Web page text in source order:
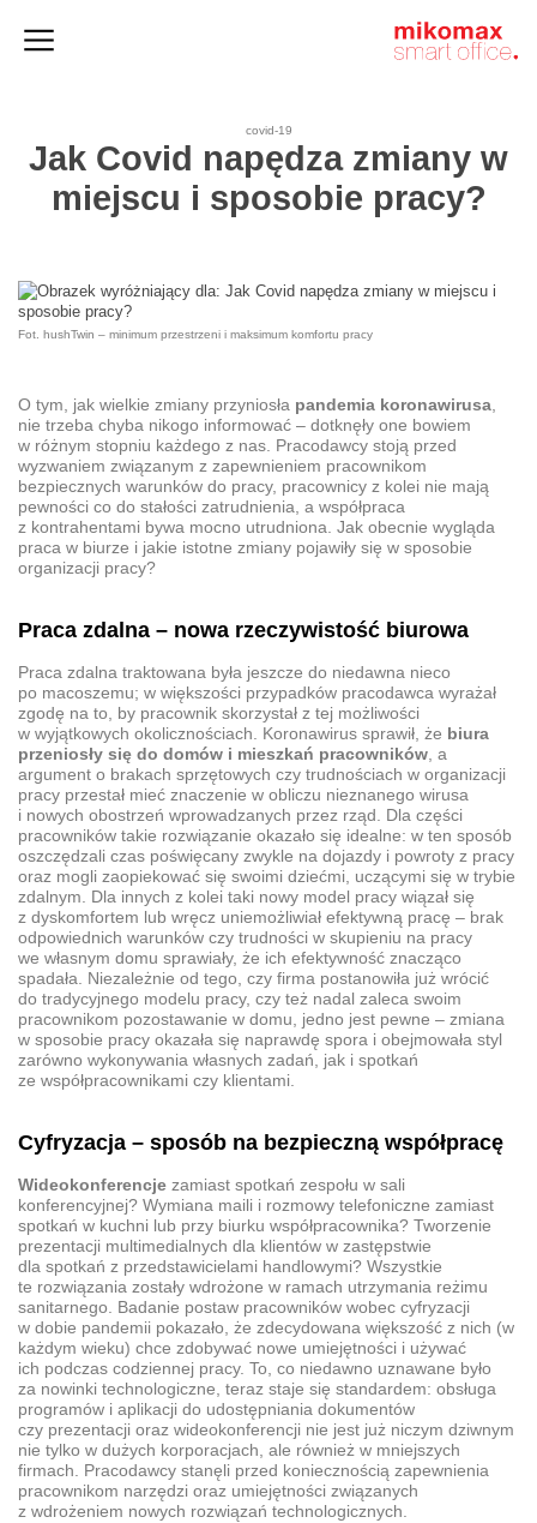
covid-19
Jak Covid napędza zmiany w
miejscu i sposobie pracy?
Fot. hushTwin – minimum przestrzeni i maksimum komfortu pracy
O tym, jak wielkie zmiany przyniosła pandemia koronawirusa
nie trzeba chyba nikogo informować – dotknęły one bowiem
w różnym stopniu każdego z nas. Pracodawcy stoją przed
wyzwaniem związanym z zapewnieniem pracownikom
bezpiecznych warunków do pracy, pracownicy z kolei nie mają
pewności co do stałości zatrudnienia, a współpraca
z kontrahentami bywa mocno utrudniona. Jak obecnie wygląda
praca w biurze i jakie istotne zmiany pojawiły się w sposobie
organizacji pracy?
Praca zdalna – nowa rzeczywistość biurowa
Praca zdalna traktowana była jeszcze do niedawna nieco
po macoszemu; w większości przypadków pracodawca wyrażał
zgodę na to, by pracownik skorzystał z tej możliwości
w wyjątkowych okolicznościach. Koronawirus sprawił, że biura
przeniosły się do domów i mieszkań pracowników , a
argument o brakach sprzętowych czy trudnościach w organizacji
pracy przestał mieć znaczenie w obliczu nieznanego wirusa
i nowych obostrzeń wprowadzanych przez rząd. Dla części
pracowników takie rozwiązanie okazało się idealne: w ten sposób
oszczędzali czas poświęcany zwykle na dojazdy i powroty z pracy
oraz mogli zaopiekować się swoimi dziećmi, uczącymi się w trybie
zdalnym. Dla innych z kolei taki nowy model pracy wiązał się
z dyskomfortem lub wręcz uniemożliwiał efektywną pracę – brak
odpowiednich warunków czy trudności w skupieniu na pracy
we własnym domu sprawiały, że ich efektywność znacząco
spadała. Niezależnie od tego, czy firma postanowiła już wrócić
do tradycyjnego modelu pracy, czy też nadal zaleca swoim
pracownikom pozostawanie w domu, jedno jest pewne – zmiana
w sposobie pracy okazała się naprawdę spora i obejmowała styl
zarówno wykonywania własnych zadań, jak i spotkań
ze współpracownikami czy klientami.
Cyfryzacja – sposób na bezpieczną współpracę
Wideokonferencje zamiast spotkań zespołu w sali
konferencyjnej? Wymiana maili i rozmowy telefoniczne zamiast
spotkań w kuchni lub przy biurku współpracownika? Tworzenie
prezentacji multimedialnych dla klientów w zastępstwie
dla spotkań z przedstawicielami handlowymi? Wszystkie
te rozwiązania zostały wdrożone w ramach utrzymania reżimu
sanitarnego. Badanie postaw pracowników wobec cyfryzacji
w dobie pandemii pokazało, że zdecydowana większość z nich (w
każdym wieku) chce zdobywać nowe umiejętności i używać
ich podczas codziennej pracy. To, co niedawno uznawane było
za nowinki technologiczne, teraz staje się standardem: obsługa
programów i aplikacji do udostępniania dokumentów
czy prezentacji oraz wideokonferencji nie jest już niczym dziwnym
nie tylko w dużych korporacjach, ale również w mniejszych
firmach. Pracodawcy stanęli przed koniecznością zapewnienia
pracownikom narzędzi oraz umiejętności związanych
z wdrożeniem nowych rozwiązań technologicznych.